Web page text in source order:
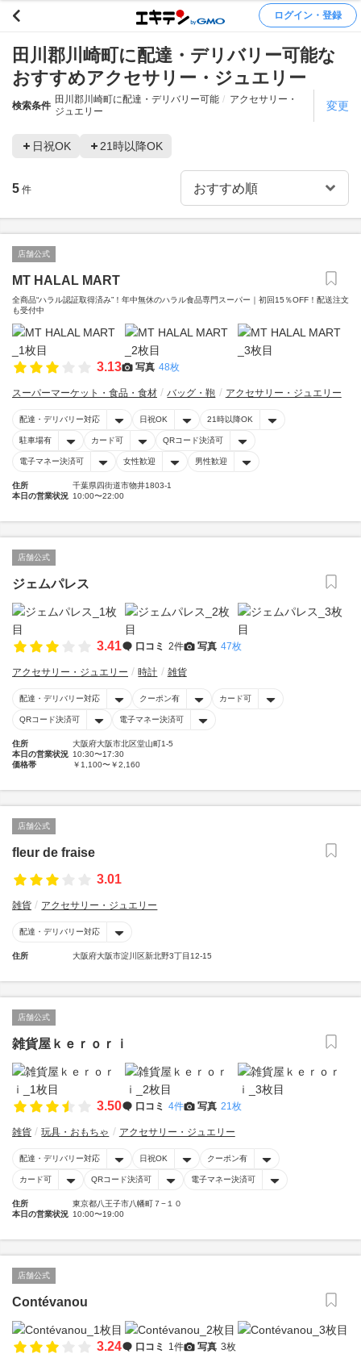
ログイン・登録
田川郡川崎町に配達・デリバリー可能な
おすすめアクセサリー・ジュエリー
検索条件
田川郡川崎町に配達・デリバリー可能
アクセサリー・
ジュエリー
変更
日祝OK 21時以降OK
5 件
店舗公式
MT HALAL MART
全商品“ハラル認証取得済み”！年中無休のハラル食品専門スーパー｜初回15％OFF！配送注文
も受付中
3.13 写真 48枚
スーパーマーケット・食品・食材 バッグ・鞄 アクセサリー・ジュエリー
配達・デリバリー対応 日祝OK 21時以降OK
駐車場有 カード可 QRコード決済可
電子マネー決済可 女性歓迎 男性歓迎
住所
千葉県四街道市物井1803-1
本日の営業状況 10:00〜22:00
店舗公式
ジェムパレス
3.41 口コミ 2件 写真 47枚
アクセサリー・ジュエリー 時計 雑貨
配達・デリバリー対応 クーポン有 カード可
QRコード決済可 電子マネー決済可
住所
大阪府大阪市北区堂山町1-5
本日の営業状況 10:30〜17:30
価格帯
￥1,100〜￥2,160
店舗公式
fleur de fraise
3.01
雑貨 アクセサリー・ジュエリー
配達・デリバリー対応
住所 大阪府大阪市淀川区新北野3丁目12-15
店舗公式
雑貨屋ｋｅｒｏｒｉ
3.50 口コミ 4件 写真 21枚
雑貨 玩具・おもちゃ アクセサリー・ジュエリー
配達・デリバリー対応 日祝OK クーポン有
カード可 QRコード決済可 電子マネー決済可
住所
東京都八王子市八幡町７−１０
本日の営業状況 10:00〜19:00
店舗公式
Contévanou
3.24 口コミ 1件 写真 3枚